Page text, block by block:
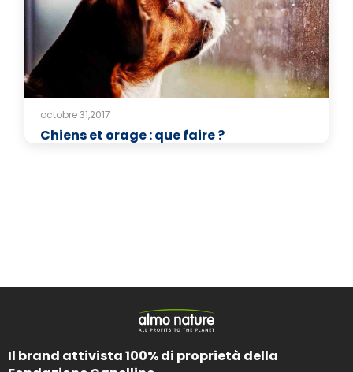
octobre 31,2017
Chiens et orage : que faire ?
Il brand attivista 100% di proprietà della